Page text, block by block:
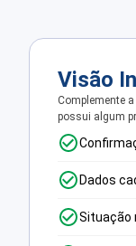
Visão
Complemente
possui algum
Dados
Situação